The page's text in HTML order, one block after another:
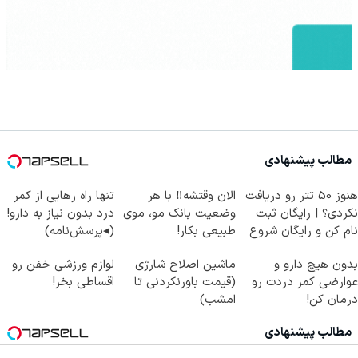
مطالب پیشنهادی
هنوز 50 تتر رو دریافت
نکردی؟ | رایگان ثبت
نام کن و رایگان شروع
الان وقتشه‼️ با هر
وضعیت بانک مو، موی
طبیعی بکار!
تنها راه رهایی از کمر
درد بدون نیاز به دارو!
(◂پرسش‌نامه)
بدون هیچ دارو و
عوارضی کمر دردت رو
درمان کن!
ماشین اصلاح شارژی
(قیمت باورنکردنی تا
امشب)
لوازم ورزشی خفن رو
اقساطی بخر!
مطالب پیشنهادی